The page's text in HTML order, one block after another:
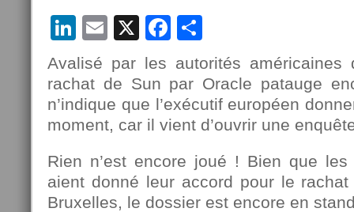
LinkedIn
Email
X Facebook
Avalisé par les autorités américaines
rachat de Sun par Oracle patauge
n’indique que l’exécutif européen
moment, car il vient d’ouvrir une
Rien n’est encore joué ! Bien que les
aient donné leur accord pour le
Bruxelles, le dossier est encore en